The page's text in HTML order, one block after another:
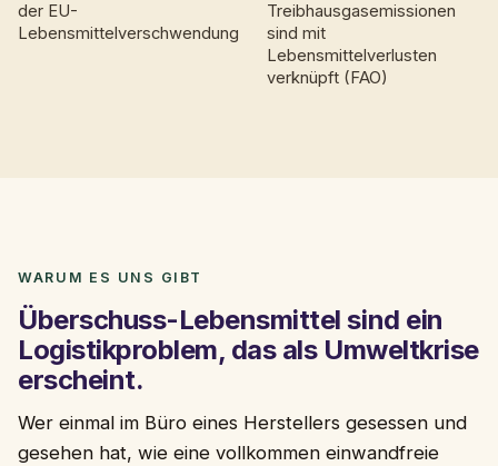
der EU-
Lebensmittelverschwendung
Treibhausgasemissionen
sind mit
Lebensmittelverlusten
verknüpft (FAO)
WARUM ES UNS GIBT
Überschuss-Lebensmittel sind ein
Logistikproblem, das als Umweltkrise
erscheint.
Wer einmal im Büro eines Herstellers gesessen und
gesehen hat, wie eine vollkommen einwandfreie